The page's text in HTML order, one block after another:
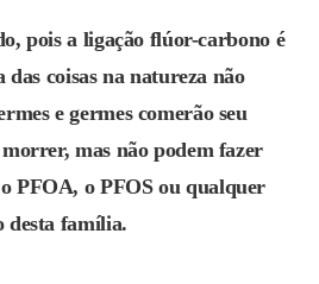
pois a ligação flúor-carbono é
coisas na natureza não
e germes comerão seu
mas não podem fazer
PFOA, o PFOS ou qualquer
família.